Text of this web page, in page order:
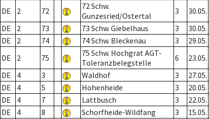
DE 2 72
72 Schw.
Gunzesried/Ostertal
3 30.05.
DE
2 73 73 Schw. Giebelhaus 3 30.05.
DE
2 74 74 Schw. Bleckenau 3 29.05.
DE
2 75
75 Schw. Hochgrat AGT-
Toleranzbelegstelle
6 23.05.
DE
4 3 Waldhof 3 27.05.
DE
4 5 Hohenheide 3 20.05.
DE
4 7 Lattbusch 3 22.05.
DE
4 8 Schorfheide-Wildfang 3 15.05.